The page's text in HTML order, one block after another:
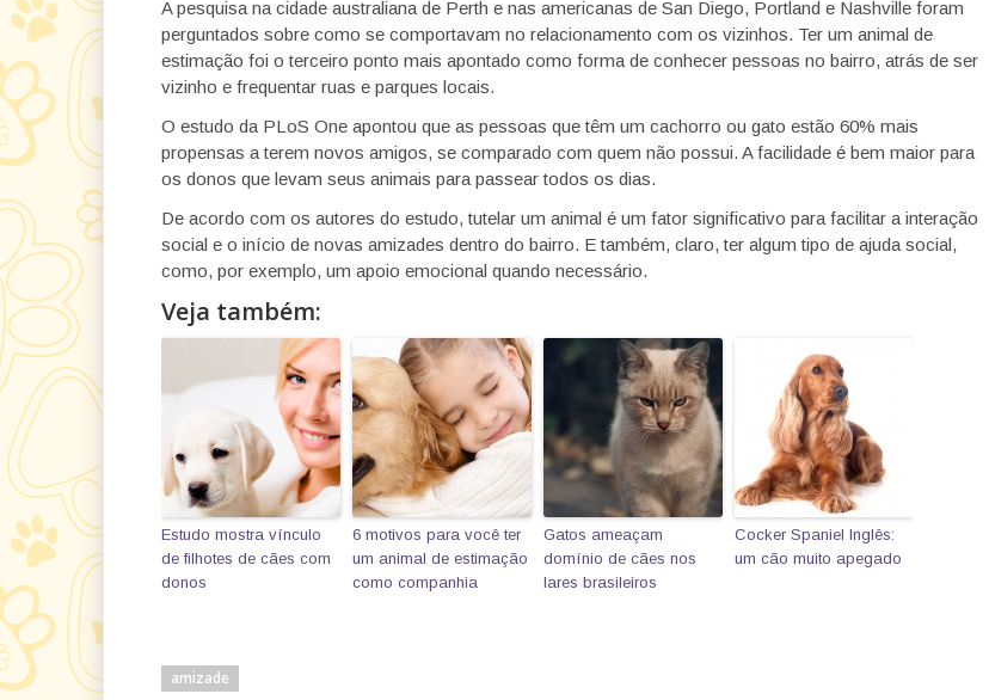
A pesquisa na cidade australiana de Perth e nas americanas de San Diego, Portland e Nashville foram
perguntados sobre como se comportavam no relacionamento com os vizinhos. Ter um animal de
estimação foi o terceiro ponto mais apontado como forma de conhecer pessoas no bairro, atrás de ser
vizinho e frequentar ruas e parques locais.
O estudo da PLoS One apontou que as pessoas que têm um cachorro ou gato estão 60% mais
propensas a terem novos amigos, se comparado com quem não possui. A facilidade é bem maior para
os donos que levam seus animais para passear todos os dias.
De acordo com os autores do estudo, tutelar um animal é um fator significativo para facilitar a interação
social e o início de novas amizades dentro do bairro. E também, claro, ter algum tipo de ajuda social,
como, por exemplo, um apoio emocional quando necessário.
Veja também:
Estudo mostra vínculo
de filhotes de cães com
donos
6 motivos para você ter
um animal de estimação
como companhia
Gatos ameaçam
domínio de cães nos
lares brasileiros
Cocker Spaniel Inglês:
um cão muito apegado
amizade